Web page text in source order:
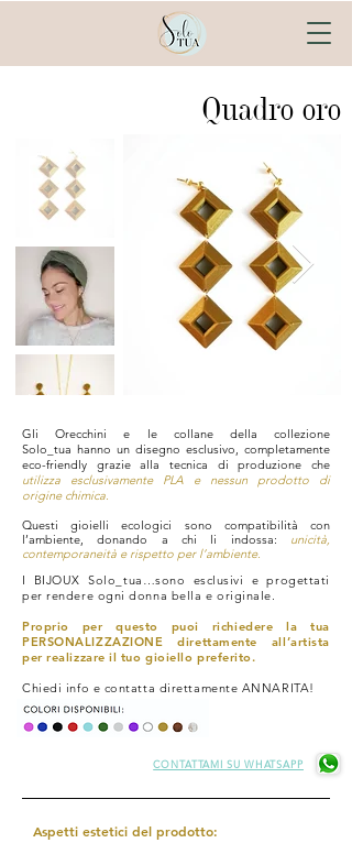
Quadro oro
Gli Orecchini e le collane della collezione
Solo_tua hanno un disegno esclusivo, completamente
eco-friendly grazie alla tecnica di produzione che
utilizza esclusivamente PLA e nessun prodotto di
origine chimica.
Questi gioielli ecologici sono compatibilità con
l’ambiente, donando a chi li indossa: unicità,
contemporaneità e rispetto per l’ambiente.
I BIJOUX Solo_tua…sono esclusivi e progettati
per rendere ogni donna bella e originale.
Proprio per questo puoi richiedere la tua
PERSONALIZZAZIONE direttamente all’artista
per realizzare il tuo gioiello preferito.
Chiedi info e contatta direttamente ANNARITA!
CONTATTAMI SU WHATSAPP
Aspetti estetici del prodotto: